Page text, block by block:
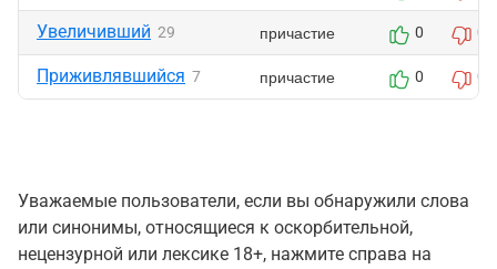
Увеличивший 29 причастие 0 0
Приживлявшийся 7 причастие 0 0
Уважаемые пользователи, если вы обнаружили слова
или синонимы, относящиеся к оскорбительной,
нецензурной или лексике 18+, нажмите справа на